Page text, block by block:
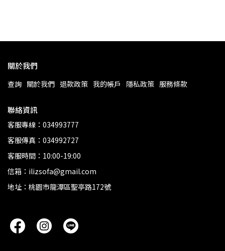
關於我們
查詢 關於我們 退款政策 我的帳戶 隱私政策 服務條款
聯絡資訊
客服專線：034993777
客服傳真：034992727
客服時間：10:00-19:00
信箱：ilizsofa@gmail.com
地址：桃園市龍潭區聖亭路172號